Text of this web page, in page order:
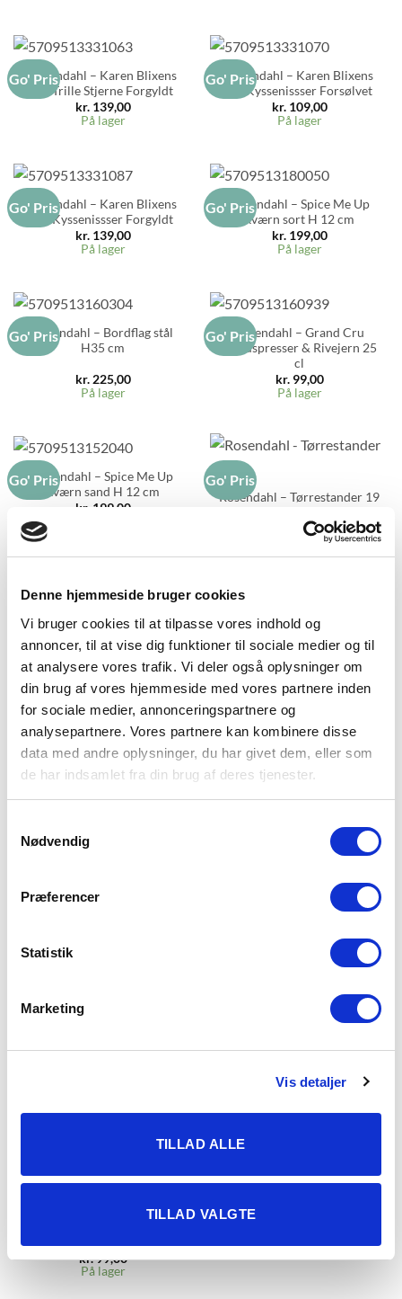
Denne hjemmeside bruger cookies
Vi bruger cookies til at tilpasse vores indhold og
annoncer, til at vise dig funktioner til sociale medier og til
at analysere vores trafik. Vi deler også oplysninger om
din brug af vores hjemmeside med vores partnere inden
for sociale medier, annonceringspartnere og
analysepartnere. Vores partnere kan kombinere disse
data med andre oplysninger, du har givet dem, eller som
de har indsamlet fra din brug af deres tjenester.
Nødvendig
Præferencer
Statistik
Marketing
Vis detaljer
TILLAD ALLE
TILLAD VALGTE
Go' Pris
Rosendahl – Karen Blixens
Jul Trille Stjerne Forgyldt
kr.139,00
På lager
Go' Pris
Rosendahl – Karen Blixens
Jul Kyssenissser Forsølvet
kr.109,00
På lager
Go' Pris
Rosendahl – Karen Blixens
Jul Kyssenissser Forgyldt
kr.139,00
På lager
Go' PrisRosendahl – Spice Me Up
kværn sort H 12 cm
kr.199,00
På lager
Go' PrisRosendahl – Bordflag stål
H35 cm
kr.225,00
På lager
Go' PrisRosendahl – Grand Cru
Citruspresser & Rivejern 25
cl
kr.99,00
På lager
Go' PrisRosendahl – Spice Me Up
kværn sand H 12 cm
kr. 199,00
Go' Pris
Rosendahl – Tørrestander 19
224,00
På lager
Go' Pris
Rosendahl – Grand Cru
Shaker Stål 58 cl
På lager
Go' Pris
Rosendahl – Grand Cru
Målebæger 2 cl/4 cl
kr.119,00
På lager
Go' PrisRosendahl – Grand Cru
Go' Pris
Vinkøler 22 cm stål
Rosendahl Grand Cru –
Tallerken 30 cm
kr.99,00
På lager
Tallerken 23 cm
På lager